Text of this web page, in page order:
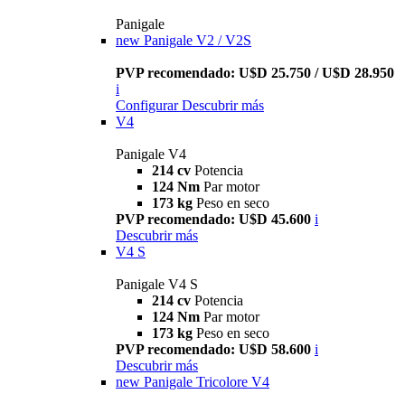
Panigale
new Panigale V2 / V2S
PVP recomendado: U$D 25.750 / U$D 28.950
i
Configurar Descubrir más
V4
Panigale V4
214 cv Potencia
124 Nm Par motor
173 kg Peso en seco
PVP recomendado: U$D 45.600 i
Descubrir más
V4 S
Panigale V4 S
214 cv Potencia
124 Nm Par motor
173 kg Peso en seco
PVP recomendado: U$D 58.600 i
Descubrir más
new Panigale Tricolore V4